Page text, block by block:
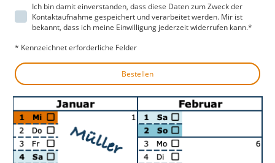
Ich bin damit einverstanden, dass diese Daten zum Zweck der
Kontaktaufnahme gespeichert und verarbeitet werden. Mir ist
bekannt, dass ich meine Einwilligung jederzeit widerrufen kann.*
* Kennzeichnet erforderliche Felder
Bestellen